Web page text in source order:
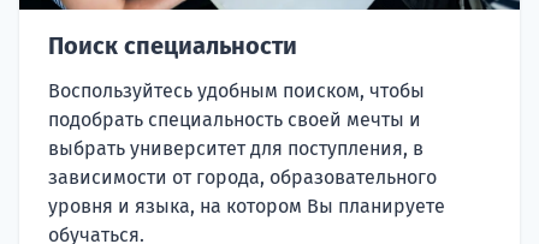
Поиск специальности
Воспользуйтесь удобным поиском, чтобы
подобрать специальность своей мечты и
выбрать университет для поступления, в
зависимости от города, образовательного
уровня и языка, на котором Вы планируете
обучаться.